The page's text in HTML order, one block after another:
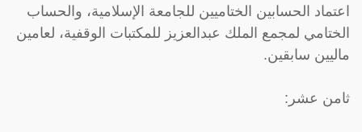
اعتماد الحسابين الختاميين للجامعة الإسلامية، والحساب
الختامي لمجمع الملك عبدالعزيز للمكتبات الوقفية، لعامين
ماليين سابقين.
ثامن عشر: